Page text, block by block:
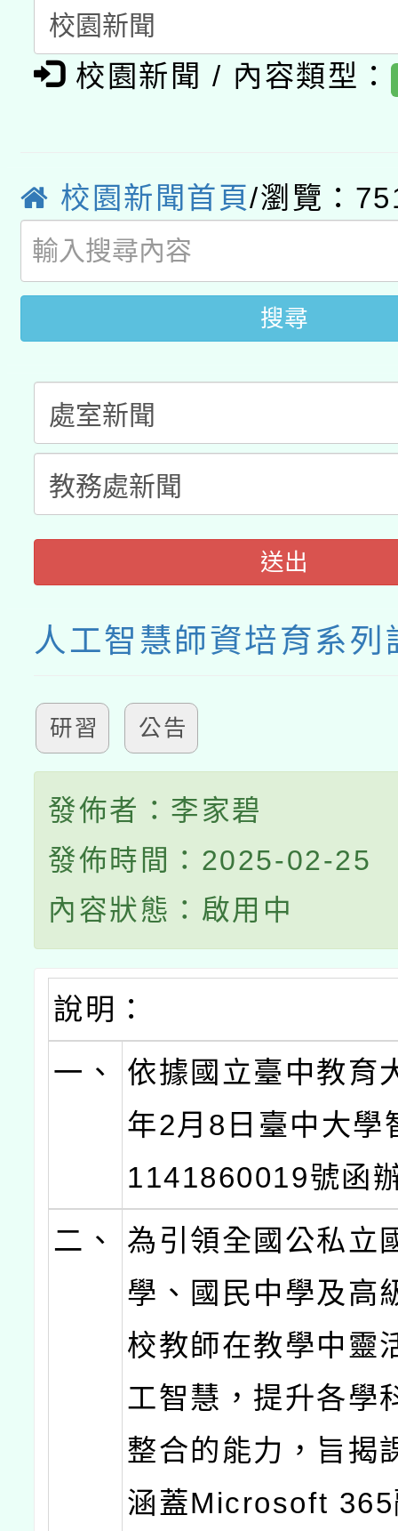
關事宜
轉知教育部國民及學前
國立臺灣師範大學辦理
函轉國家教育研究院中
轉知教育部國民及學前
師專業成長研習實施計
方素養工作坊新北場」
族語言臺北學習中心
「族語學習班」招生簡
轉知有關國立成功大學
文教學共融平台-教案
件」活動簡章
校園新聞 / 內容類型：
校園新聞首頁/瀏覽：
搜尋
送出
人工智慧師資培育系列
研習 公告
發佈者：李家碧
發佈時間：2025-02-25
內容狀態：啟用中
說明：
一、
依據國立臺中教育
年2月8日臺中大學
1141860019號函
二、
為引領全國公私立
學、國民中學及高
校教師在教學中靈
工智慧，提升各學
整合的能力，旨揭
涵蓋Microsoft